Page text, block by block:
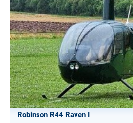
Robinson R44 Raven I